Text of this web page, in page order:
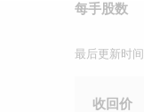
每手股数
最后更新时
收回价